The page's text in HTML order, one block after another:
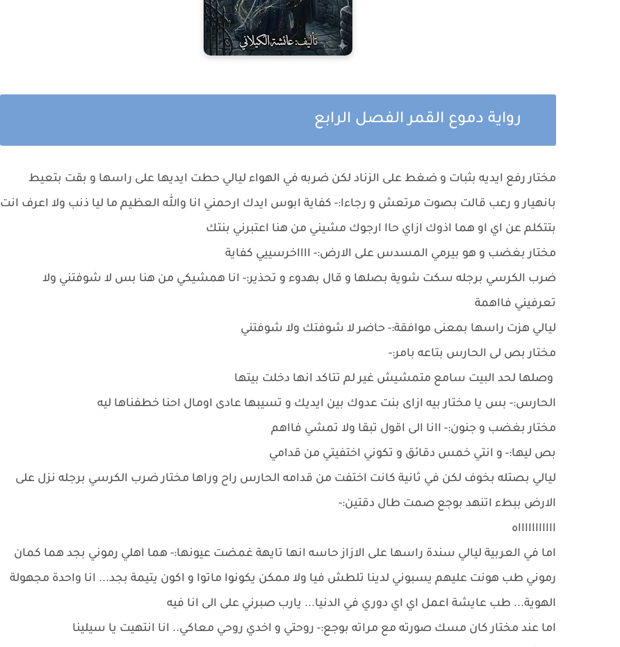
رواية دموع القمر الفصل الرابع
مختار رفع ايديه بثبات و ضغط على الزناد لكن ضربه في الهواء ليالي حطت ايديها على راسها و بقت بتعيط
بانهيار و رعب قالت بصوت مرتعش و رجاءا:- كفاية ابوس ايدك ارحمني انا والله العظيم ما ليا ذنب ولا اعرف انت
بتتكلم عن اي او هما اذوك ازاي حاا ارجوك مشيني من هنا اعتبرني بنتك
مختار بغضب و هو بيرمي المسدس على الارض:- ااااخرسييي كفاية
ضرب الكرسي برجله سكت شوية بصلها و قال بهدوء و تحذير:- انا همشيكي من هنا بس لا شوفتني ولا
تعرفيني فااهمة
ليالي هزت راسها بمعنى موافقة:- حاضر لا شوفتك ولا شوفتني
مختار بص لى الحارس بتاعه بامر:-
وصلها لحد البيت سامع متمشيش غير لم تتاكد انها دخلت بيتها
الحارس:- بس يا مختار بيه ازاى بنت عدوك بين ايديك و تسيبها عادى اومال احنا خطفناها ليه
مختار بغضب و جنون:- اانا الى اقول تبقا ولا تمشي فااهم
بص ليها:- و انتي خمس دقائق و تكوني اختفيتي من قدامي
ليالي بصتله بخوف لكن في ثانية كانت اختفت من قدامه الحارس راح وراها مختار ضرب الكرسي برجله نزل على
الارض ببطء اتنهد بوجع صمت طال دقتين:-
اااااااااااه
اما في العربية ليالي سندة راسها على الازاز حاسه انها تايهة غمضت عيونها:- هما اهلي رموني بجد هما كمان
رموني طب هونت عليهم يسبوني لدينا تلطش فيا ولا ممكن يكونوا ماتوا و اكون يتيمة بجد... انا واحدة مجهولة
الهوية... طب عايشة اعمل اي اي دوري في الدنيا... يارب صبرني على الى انا فيه
اما عند مختار كان مسك صورته مع مراته بوجع:- روحتي و اخدي روحي معاكي.. انا انتهيت يا سيلينا